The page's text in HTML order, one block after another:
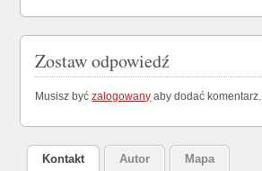
Zostaw odpowiedź
Musisz byćzalogowany aby dodać komentarz.
Kontakt Autor Mapa